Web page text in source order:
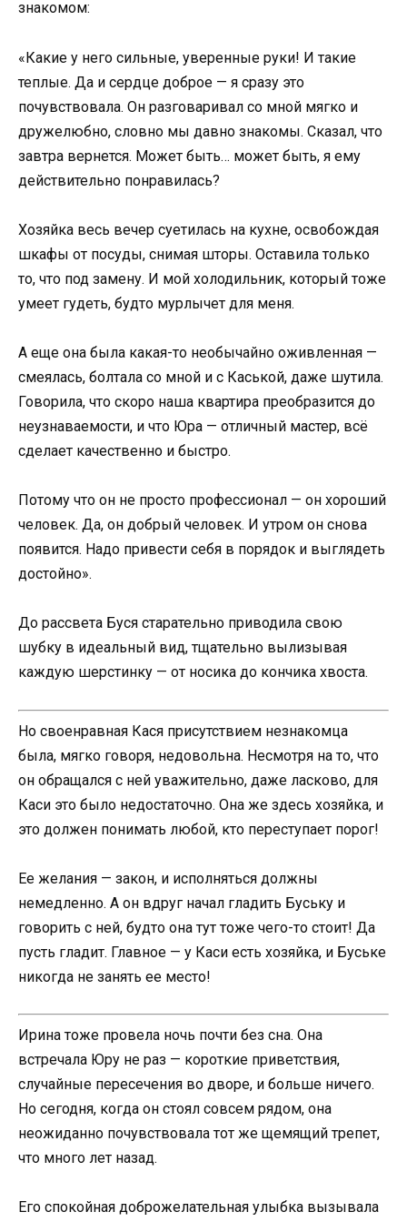
знакомом:
«Какие у него сильные, уверенные руки! И такие
теплые. Да и сердце доброе — я сразу это
почувствовала. Он разговаривал со мной мягко и
дружелюбно, словно мы давно знакомы. Сказал, что
завтра вернется. Может быть… может быть, я ему
действительно понравилась?
Хозяйка весь вечер суетилась на кухне, освобождая
шкафы от посуды, снимая шторы. Оставила только
то, что под замену. И мой холодильник, который тоже
умеет гудеть, будто мурлычет для меня.
А еще она была какая-то необычайно оживленная —
смеялась, болтала со мной и с Каськой, даже шутила.
Говорила, что скоро наша квартира преобразится до
неузнаваемости, и что Юра — отличный мастер, всё
сделает качественно и быстро.
Потому что он не просто профессионал — он хороший
человек. Да, он добрый человек. И утром он снова
появится. Надо привести себя в порядок и выглядеть
достойно».
До рассвета Буся старательно приводила свою
шубку в идеальный вид, тщательно вылизывая
каждую шерстинку — от носика до кончика хвоста.
Но своенравная Кася присутствием незнакомца
была, мягко говоря, недовольна. Несмотря на то, что
он обращался с ней уважительно, даже ласково, для
Каси это было недостаточно. Она же здесь хозяйка, и
это должен понимать любой, кто переступает порог!
Ее желания — закон, и исполняться должны
немедленно. А он вдруг начал гладить Буську и
говорить с ней, будто она тут тоже чего-то стоит! Да
пусть гладит. Главное — у Каси есть хозяйка, и Буське
никогда не занять ее место!
Ирина тоже провела ночь почти без сна. Она
встречала Юру не раз — короткие приветствия,
случайные пересечения во дворе, и больше ничего.
Но сегодня, когда он стоял совсем рядом, она
неожиданно почувствовала тот же щемящий трепет,
что много лет назад.
Его спокойная доброжелательная улыбка вызывала